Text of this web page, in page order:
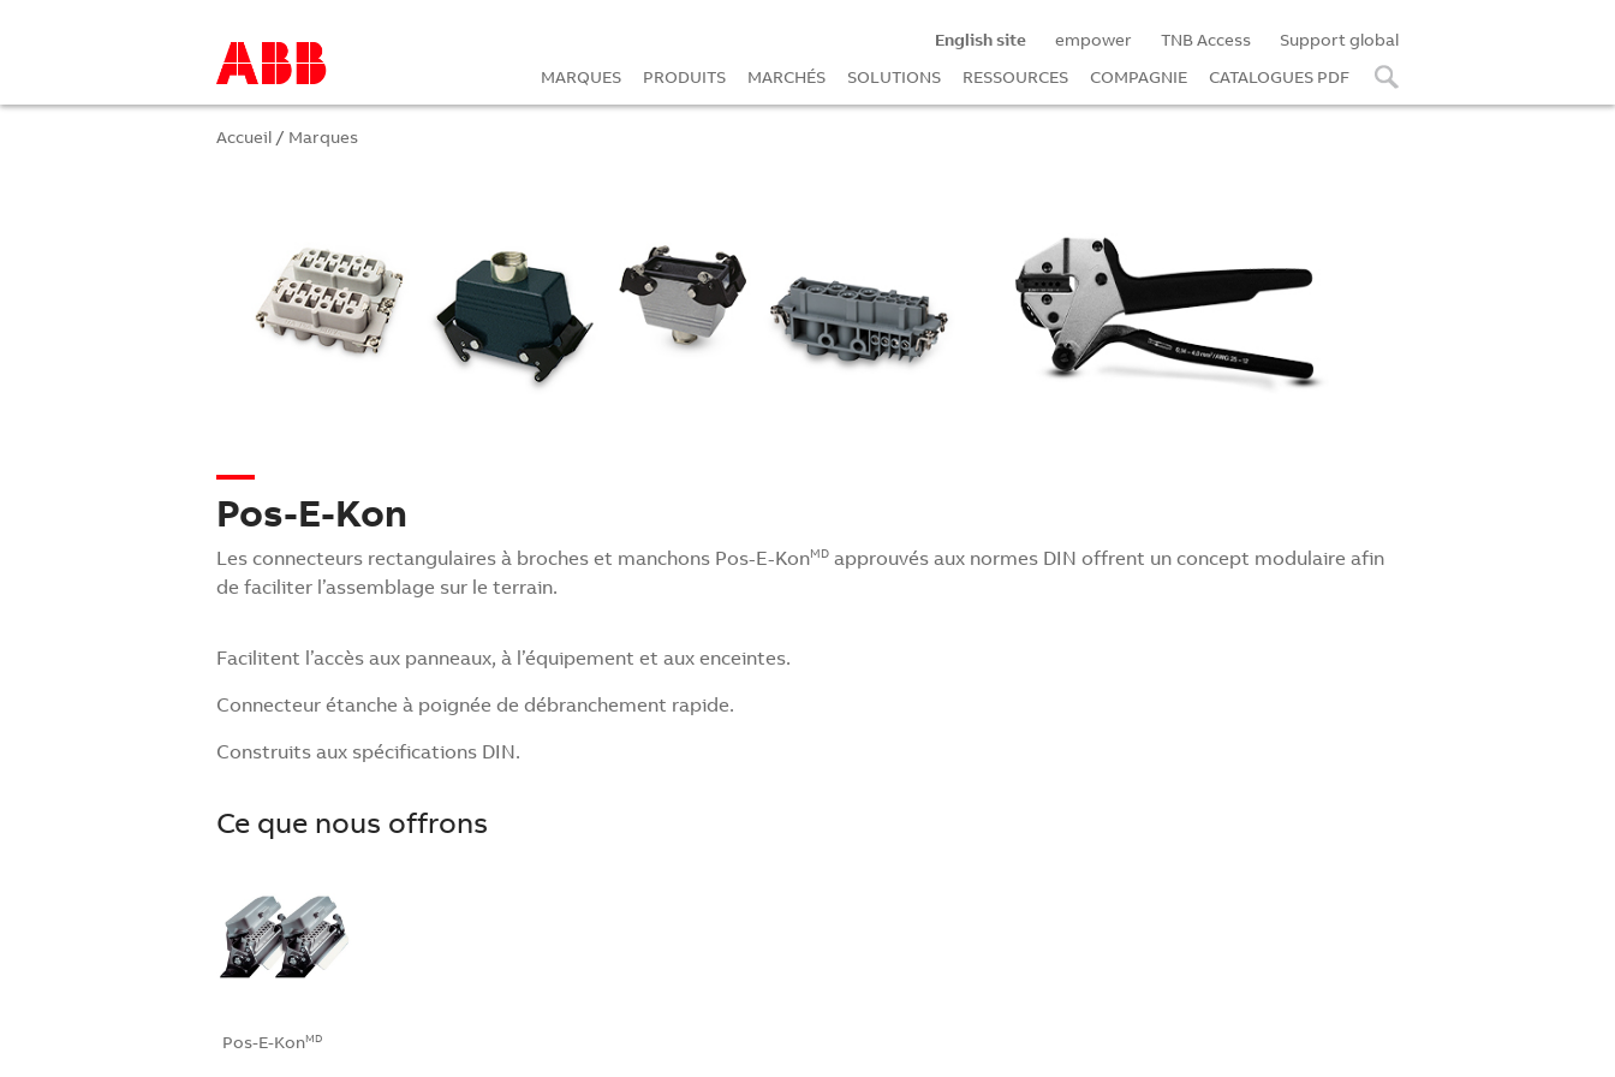
English site empower TNB Access
Support global
MARQUES
PRODUITS MARCHÉS SOLUTIONS RESSOURCES COMPAGNIE CATALOGUES PDF
Accueil / Marques
Pos-E-Kon
Les connecteurs rectangulaires à broches et manchons Pos-E-KonMD approuvés aux normes DIN offrent un concept modulaire afin
de faciliter l’assemblage sur le terrain.
Facilitent l’accès aux panneaux, à l’équipement et aux enceintes.
Connecteur étanche à poignée de débranchement rapide.
Construits aux spécifications DIN.
Ce que nous offrons
Pos-E-KonMD